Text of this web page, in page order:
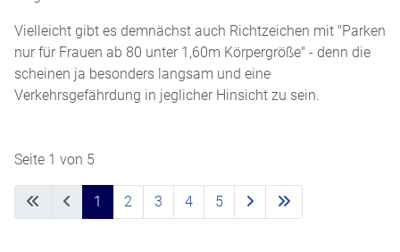
Vielleicht gibt es demnächst auch Richtzeichen mit "Parken
nur für Frauen ab 80 unter 1,60m Körpergröße" - denn die
scheinen ja besonders langsam und eine
Verkehrsgefährdung in jeglicher Hinsicht zu sein.
Seite 1 von 5
1 2 3 4 5